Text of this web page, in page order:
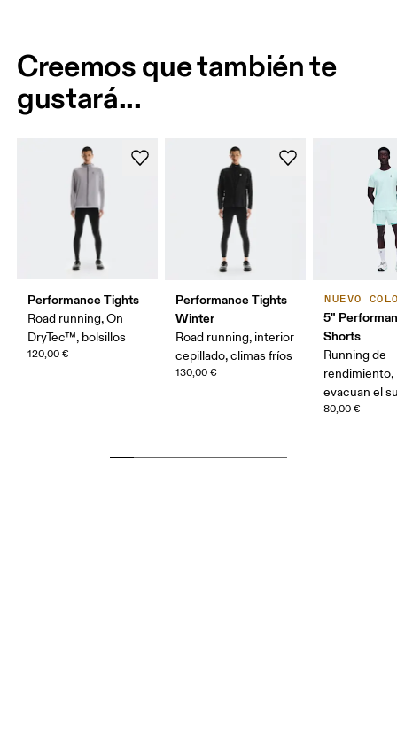
Creemos que también te
gustará...
Performance Tights
Road running, On
DryTec™, bolsillos
120,00 €
Performance Tights
Winter
Road running, interior
cepillado, climas fríos
130,00 €
NUEVO
5"
Shorts
Running de
rendimiento,
evacuan el
80,00 €